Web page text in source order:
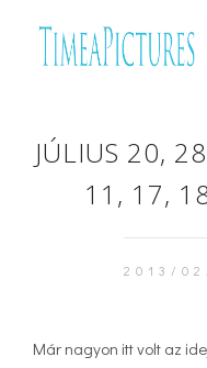
JÚLIUS 20,
11, 17,
2013/
Már nagyon itt volt az